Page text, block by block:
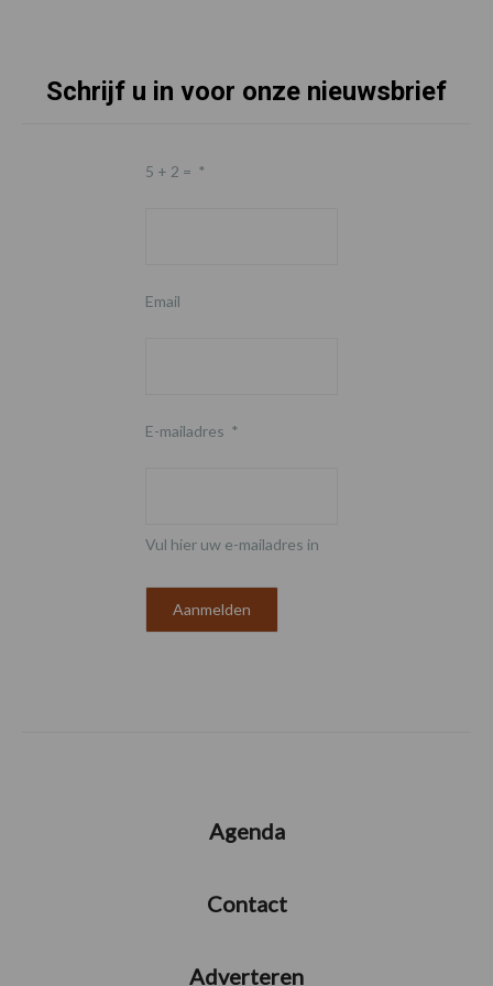
Schrijf u in voor onze nieuwsbrief
5 + 2 = *
Email
E-mailadres *
Vul hier uw e-mailadres in
Agenda
Contact
Adverteren